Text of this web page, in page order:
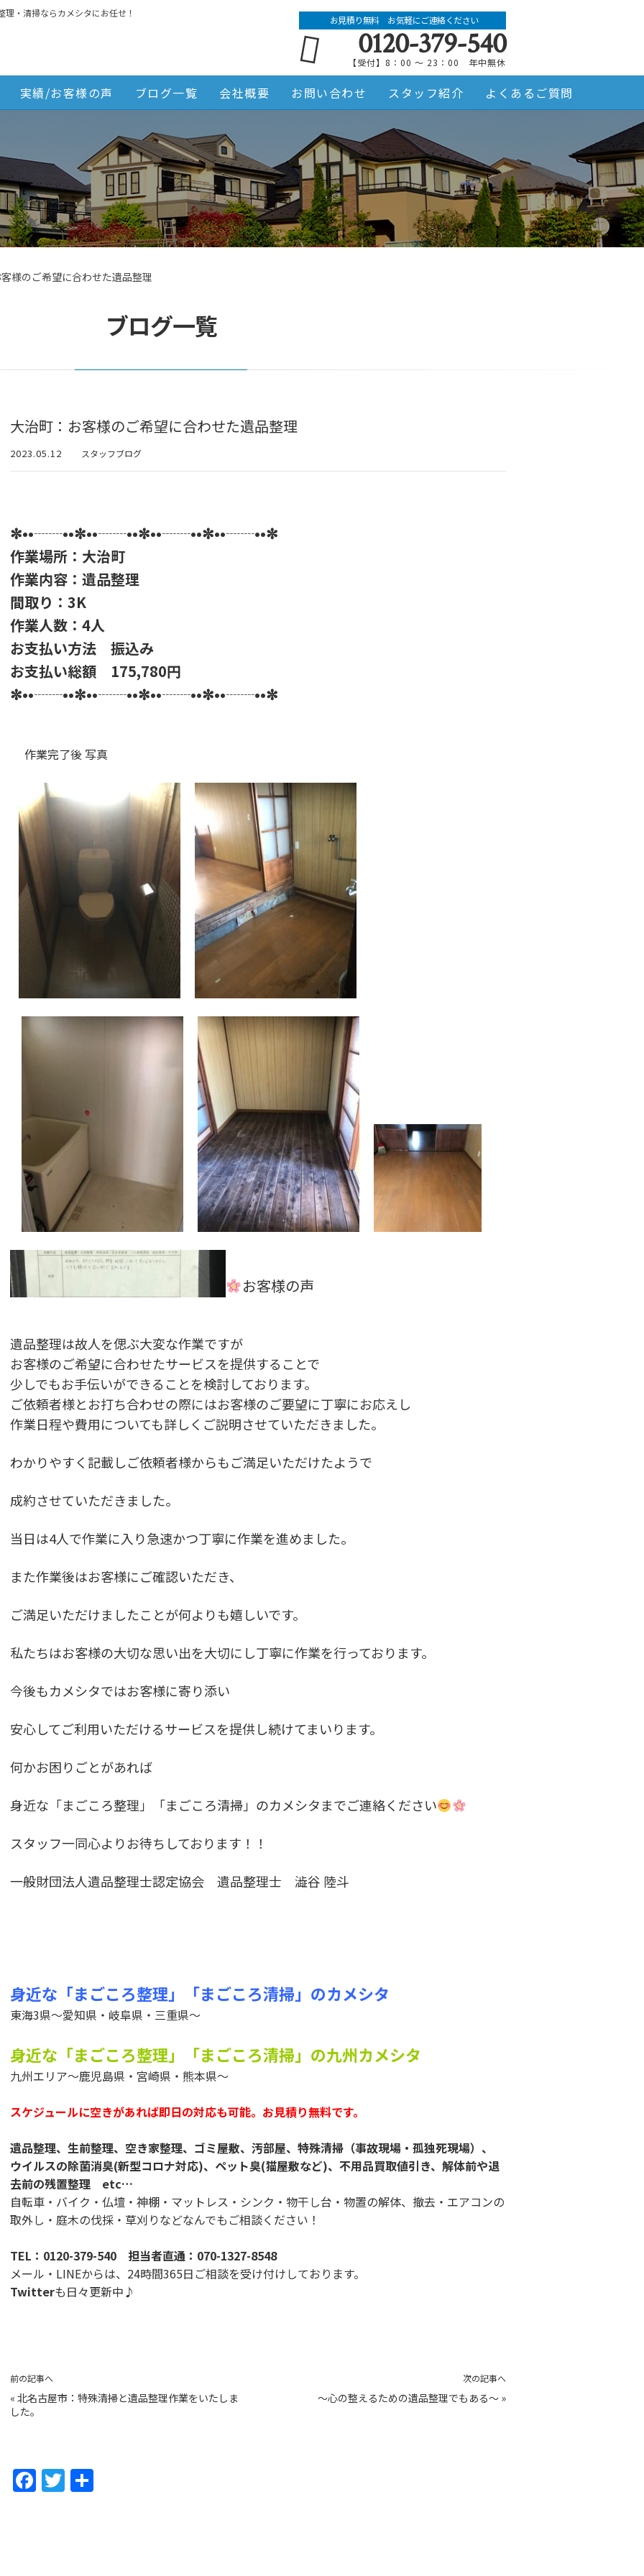
・清掃ならカメシタにお任せ！
お見積り無料 お気軽にご連絡ください
0120-379-540
【受付】8：00 ～ 23：00 年中無休
実績/お客様の声 ブログ一覧 会社概要 お問い合わせ スタッフ紹介 よくあるご質問
様のご希望に合わせた遺品整理
ブログ一覧
大治町：お客様のご希望に合わせた遺品整理
2023.05.12 スタッフブログ
✼••┈┈••✼••┈┈••✼••┈┈••✼••┈┈••✼
作業場所：大治町
作業内容：遺品整理
間取り：3K
作業人数：4人
お支払い方法 振込み
お支払い総額 175,780円
✼••┈┈••✼••┈┈••✼••┈┈••✼••┈┈••✼
作業完了後 写真
お客様の声
遺品整理は故人を偲ぶ大変な作業ですが
お客様のご希望に合わせたサービスを提供することで
少しでもお手伝いができることを検討しております。
ご依頼者様とお打ち合わせの際にはお客様のご要望に丁寧にお応えし
作業日程や費用についても詳しくご説明させていただきました。
わかりやすく記載しご依頼者様からもご満足いただけたようで
成約させていただきました。
当日は4人で作業に入り急速かつ丁寧に作業を進めました。
また作業後はお客様にご確認いただき、
ご満足いただけましたことが何よりも嬉しいです。
私たちはお客様の大切な思い出を大切にし丁寧に作業を行っております。
今後もカメシタではお客様に寄り添い
安心してご利用いただけるサービスを提供し続けてまいります。
何かお困りごとがあれば
身近な「まごころ整理」「まごころ清掃」のカメシタまでご連絡ください
スタッフ一同心よりお待ちしております！！
一般財団法人遺品整理士認定協会 遺品整理士 澁谷 陸斗
身近な「まごころ整理」「まごころ清掃」のカメシタ
東海3県～愛知県・岐阜県・三重県～
身近な「まごころ整理」「まごころ清掃」の九州カメシタ
九州エリア～鹿児島県・宮崎県・熊本県～
スケジュールに空きがあれば即日の対応も可能。お見積り無料です。
遺品整理、生前整理、空き家整理、ゴミ屋敷、汚部屋、特殊清掃（事故現場・孤独死現場）、
ウイルスの除菌消臭(新型コロナ対応)、ペット臭(猫屋敷など)、不用品買取値引き、解体前や退
去前の残置整理 etc…
自転車・バイク・仏壇・神棚・マットレス・シンク・物干し台・物置の解体、撤去・エアコンの
取外し・庭木の伐採・草刈りなどなんでもご相談ください！
TEL： 0120-379-540 担当者直通： 070-1327-8548
メール・LINEからは、24時間365日ご相談を受け付けしております。
Twitterも日々更新中♪
前の記事へ
« 北名古屋市：特殊清掃と遺品整理作業をいたしま
した。
次の記事へ
～心の整えるための遺品整理でもある～ »
F T